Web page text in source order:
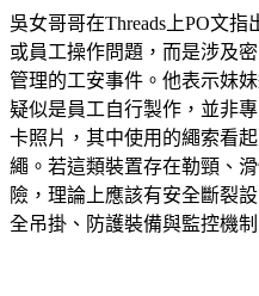
吳女哥哥在Threads上PO文
或員工操作問題，而是涉及
管理的工安事件。他表示妹
疑似是員工自行製作，並非
卡照片，其中使用的繩索看
繩。若這類裝置存在勒頸、
險，理論上應該有安全斷裂
全吊掛、防護裝備與監控機制